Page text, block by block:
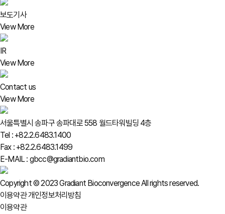
보도기사
View More
IR
View More
Contact us
View More
서울특별시 송파구 송파대로 558 월드타워빌딩 4층
Tel : +82.2.6483.1400
Fax : +82.2.6483.1499
E-MAIL : gbcc@gradiantbio.com
Copyright © 2023 Gradiant Bioconvergence All rights reserved.
이용약관개인정보처리방침
이용약관